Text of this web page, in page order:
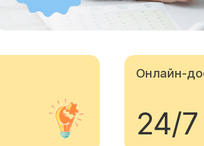
Онлайн-
24/7